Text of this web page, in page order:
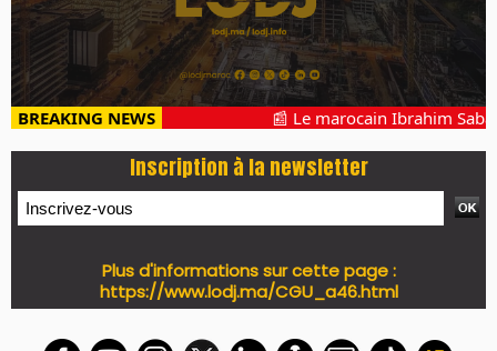
BREAKING NEWS 📰 Le marocain Ibrahim
Inscription à la newsletter
Plus d'informations sur cette page :
https://www.lodj.ma/CGU_a46.html